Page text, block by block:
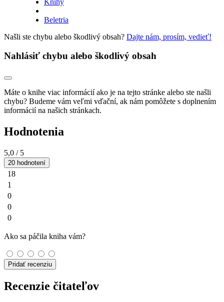
Beletria
Našli ste chybu alebo škodlivý obsah? Dajte nám, prosím, vedieť!
Nahlásiť chybu alebo škodlivý obsah
Máte o knihe viac informácií ako je na tejto stránke alebo ste našli
chybu? Budeme vám veľmi vďační, ak nám pomôžete s doplnením
informácií na našich stránkach.
Hodnotenia
5,0 / 5
20 hodnotení
18
1
0
0
0
Ako sa páčila kniha vám?
Pridať recenziu
Recenzie čitateľov